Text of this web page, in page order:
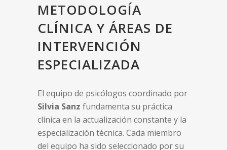
METODOLOGÍA
CLÍNICA Y ÁREAS DE
INTERVENCIÓN
ESPECIALIZADA
El equipo de psicólogos coordinado por
Silvia Sanz fundamenta su práctica
clínica en la actualización constante y la
especialización técnica. Cada miembro
del equipo ha sido seleccionado por su